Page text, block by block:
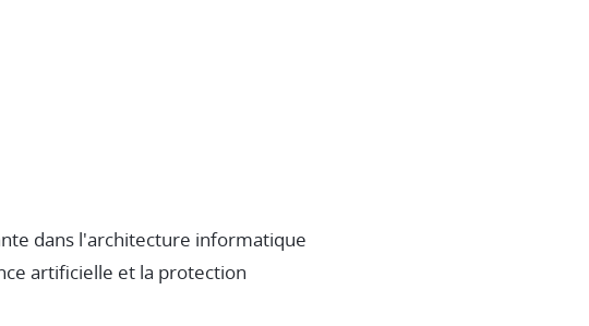
dans l'architecture informatique
artificielle et la protection